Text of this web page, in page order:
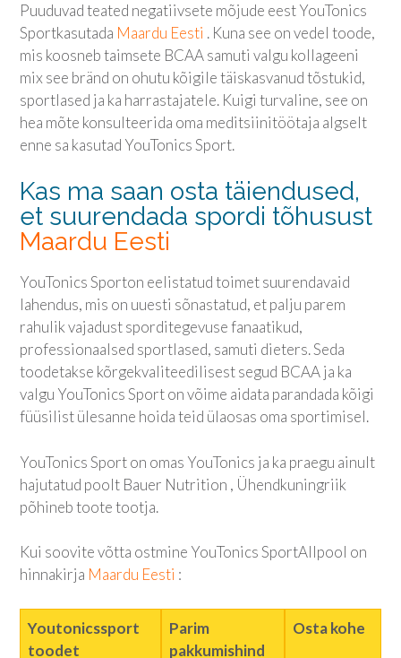
Puuduvad teated negatiivsete mõjude eestYouTonics
Sportkasutada Maardu Eesti . Kuna see on vedel toode,
mis koosneb taimsete BCAA samuti valgu kollageeni
mix see bränd on ohutu kõigile täiskasvanud tõstukid,
sportlased ja ka harrastajatele. Kuigi turvaline, see on
hea mõte konsulteerida oma meditsiinitöötaja algselt
enne sa kasutad YouTonics Sport.
Kas ma saan osta täiendused,
et suurendada spordi tõhusust
Maardu Eesti
YouTonics Sporton eelistatud toimet suurendavaid
lahendus, mis on uuesti sõnastatud, et palju parem
rahulik vajadust sporditegevuse fanaatikud,
professionaalsed sportlased, samuti dieters. Seda
toodetakse kõrgekvaliteedilisest segud BCAA ja ka
valgu YouTonics Sporton võime aidata parandada kõigi
füüsilist ülesanne hoida teid ülaosas oma sportimisel.
YouTonics Sporton omas YouTonics ja ka praegu ainult
hajutatud poolt Bauer Nutrition , Ühendkuningriik
põhineb toote tootja.
Kui soovite võtta ostmine YouTonics SportAllpool on
hinnakirja Maardu Eesti :
Youtonicssport
toodet
Parim
pakkumishind
Osta kohe